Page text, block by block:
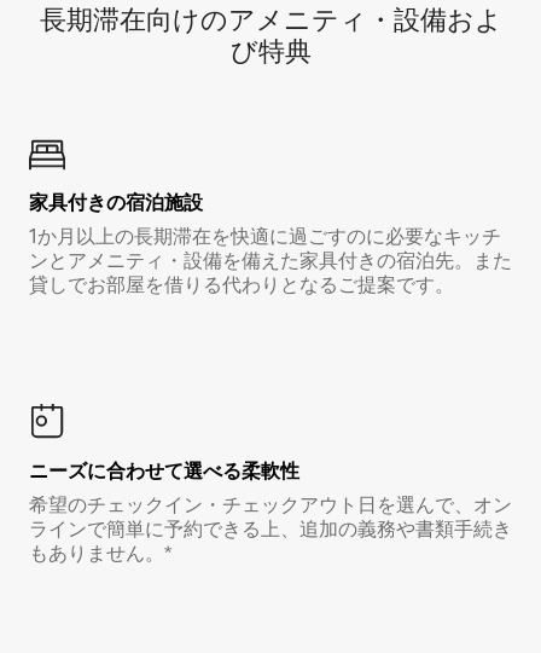
長期滞在向け⁠のア⁠メ⁠ニ⁠テ⁠ィ⁠・設⁠備⁠およ
び特⁠典
家具付き⁠の宿⁠泊⁠施⁠設
1か月以上の長期滞在を快適に過ごすのに必要なキッチ
ンとアメニティ・設備を備えた家具付きの宿泊先。また
貸しでお部屋を借りる代わりとなるご提案です。
ニーズに合わせて選べる柔軟性
希望のチェックイン・チェックアウト日を選んで、オン
ラインで簡単に予約できる上、追加の義務や書類手続き
もありません。*